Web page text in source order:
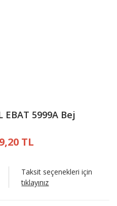
EBAT 5999A Bej
TL
Taksit seçenekleri için
tıklayınız